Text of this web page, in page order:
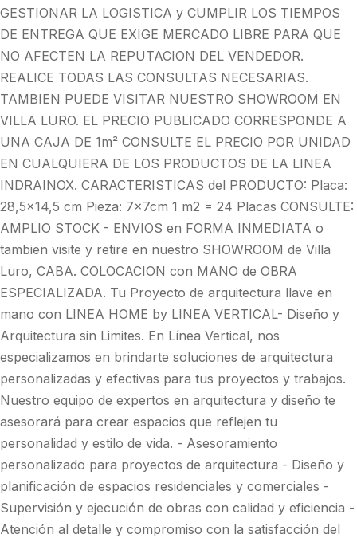
GESTIONAR LA LOGISTICA y CUMPLIR LOS TIEMPOS
DE ENTREGA QUE EXIGE MERCADO LIBRE PARA QUE
NO AFECTEN LA REPUTACION DEL VENDEDOR.
REALICE TODAS LAS CONSULTAS NECESARIAS.
TAMBIEN PUEDE VISITAR NUESTRO SHOWROOM EN
VILLA LURO. EL PRECIO PUBLICADO CORRESPONDE A
UNA CAJA DE 1m² CONSULTE EL PRECIO POR UNIDAD
EN CUALQUIERA DE LOS PRODUCTOS DE LA LINEA
INDRAINOX. CARACTERISTICAS del PRODUCTO: Placa:
28,5x14,5 cm Pieza: 7x7cm 1 m2 = 24 Placas CONSULTE:
AMPLIO STOCK - ENVIOS en FORMA INMEDIATA o
tambien visite y retire en nuestro SHOWROOM de Villa
Luro, CABA. COLOCACION con MANO de OBRA
ESPECIALIZADA. Tu Proyecto de arquitectura llave en
mano con LINEA HOME by LINEA VERTICAL- Diseño y
Arquitectura sin Limites. En Línea Vertical, nos
especializamos en brindarte soluciones de arquitectura
personalizadas y efectivas para tus proyectos y trabajos.
Nuestro equipo de expertos en arquitectura y diseño te
asesorará para crear espacios que reflejen tu
personalidad y estilo de vida. - Asesoramiento
personalizado para proyectos de arquitectura - Diseño y
planificación de espacios residenciales y comerciales -
Supervisión y ejecución de obras con calidad y eficiencia -
Atención al detalle y compromiso con la satisfacción del